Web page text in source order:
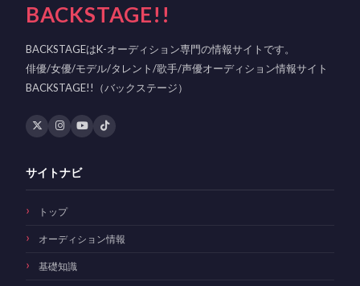
BACKSTAGE!!
BACKSTAGEはK-オーディション専門の情報サイトです。
俳優/女優/モデル/タレント/歌手/声優オーディション情報サイト
BACKSTAGE!!（バックステージ）
サイトナビ
トップ
オーディション情報
基礎知識